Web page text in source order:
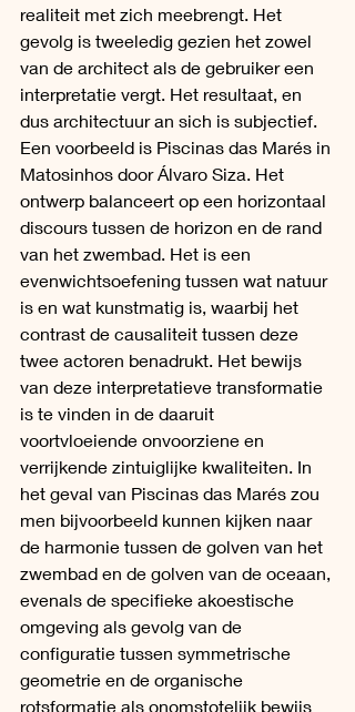
realiteit met zich meebrengt. Het
gevolg is tweeledig gezien het zowel
van de architect als de gebruiker een
interpretatie vergt. Het resultaat, en
dus architectuur an sich is subjectief.
Een voorbeeld is Piscinas das Marés in
Matosinhos door Álvaro Siza. Het
ontwerp balanceert op een horizontaal
discours tussen de horizon en de rand
van het zwembad. Het is een
evenwichtsoefening tussen wat natuur
is en wat kunstmatig is, waarbij het
contrast de causaliteit tussen deze
twee actoren benadrukt. Het bewijs
van deze interpretatieve transformatie
is te vinden in de daaruit
voortvloeiende onvoorziene en
verrijkende zintuiglijke kwaliteiten. In
het geval van Piscinas das Marés zou
men bijvoorbeeld kunnen kijken naar
de harmonie tussen de golven van het
zwembad en de golven van de oceaan,
evenals de specifieke akoestische
omgeving als gevolg van de
configuratie tussen symmetrische
geometrie en de organische
rotsformatie als onomstotelijk bewijs